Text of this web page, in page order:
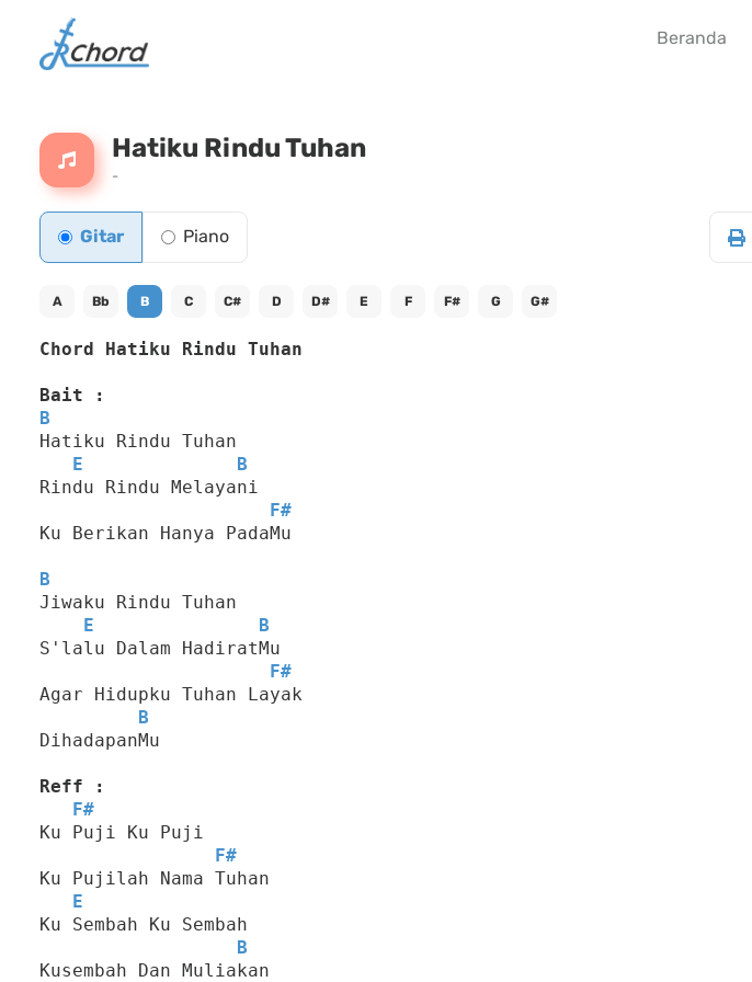
Beranda
Hatiku Rindu Tuhan
-
Gitar Piano
A Bb B C C# D D# E F F# G G#
Chord Hatiku Rindu Tuhan
Bait :
B
Hatiku Rindu Tuhan
E
B
Rindu Rindu Melayani
F#
Ku Berikan Hanya PadaMu
B
Jiwaku Rindu Tuhan
E
B
S'lalu Dalam HadiratMu
F#
Agar Hidupku Tuhan Layak
B
DihadapanMu
Reff :
F#
Ku Puji Ku Puji
F#
Ku Pujilah Nama Tuhan
E
Ku Sembah Ku Sembah
B
Kusembah Dan Muliakan